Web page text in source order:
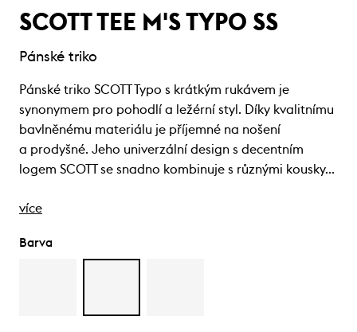
SCOTT TEE M'S TYPO SS
Pánské triko
Pánské triko SCOTT Typo s krátkým rukávem je
synonymem pro pohodlí a ležérní styl. Díky kvalitnímu
bavlněnému materiálu je příjemné na nošení
a prodyšné. Jeho univerzální design s decentním
logem SCOTT se snadno kombinuje s různými kousky…
více
Barva